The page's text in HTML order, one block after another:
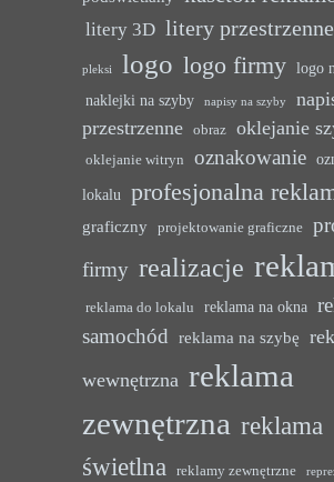
litery 3D litery przestrzenne
pleksi logo logo firmy logo
naklejki na szyby
napisy na szyby
przestrzenne
obraz oklejanie
oklejanie witryn oznakowanie
lokalu profesjonalna
graficzny
projektowanie graficzne
firmy realizacje
reklama do lokalu reklama na okna
samochód reklama na szybę
wewnętrzna reklama
zewnętrzna reklama
świetlna
reklamy zewnętrzne